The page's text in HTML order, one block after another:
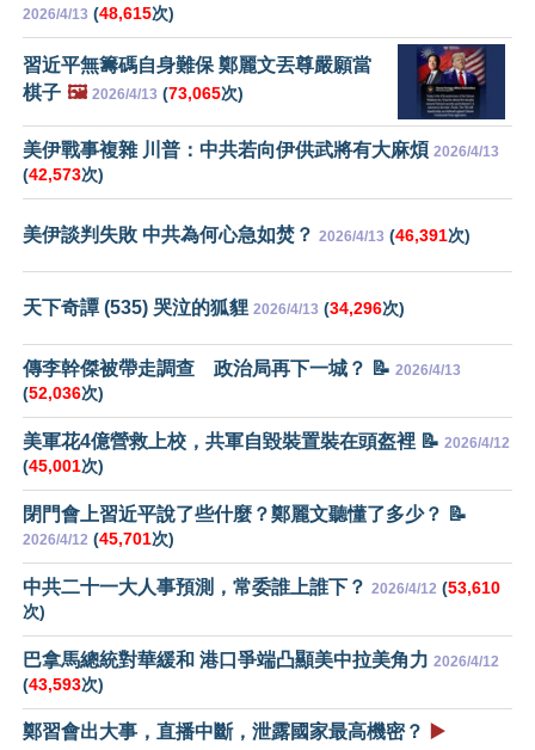
2026/4/13 (48,615次)
習近平無籌碼自身難保 鄭麗文丟尊嚴願當
棋子 🖼️ 2026/4/13 (73,065次)
美伊戰事複雜 川普：中共若向伊供武將有大麻煩 2026/4/13
(42,573次)
美伊談判失敗 中共為何心急如焚？ 2026/4/13 (46,391次)
天下奇譚 (535) 哭泣的狐貍 2026/4/13 (34,296次)
傳李幹傑被帶走調查 政治局再下一城？ 📝 2026/4/13
(52,036次)
美軍花4億營救上校，共軍自毀裝置裝在頭盔裡 📝 2026/4/12
(45,001次)
閉門會上習近平說了些什麼？鄭麗文聽懂了多少？ 📝
2026/4/12 (45,701次)
中共二十一大人事預測，常委誰上誰下？ 2026/4/12 (53,610
次)
巴拿馬總統對華緩和 港口爭端凸顯美中拉美角力 2026/4/12
(43,593次)
鄭習會出大事，直播中斷，泄露國家最高機密？ ▶️